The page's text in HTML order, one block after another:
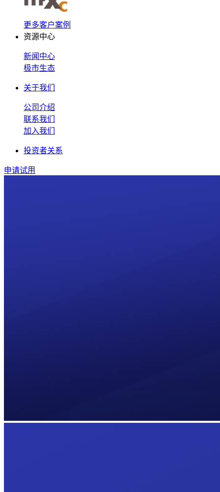
更多客户案例
资源中心
新闻中心
极市生态
关于我们
公司介绍
联系我们
加入我们
投资者关系
申请试用